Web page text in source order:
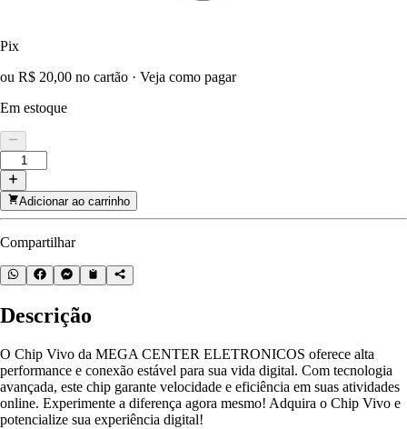
Pix
ou R$ 20,00 no cartão · Veja como pagar
Em estoque
Adicionar ao carrinho
Compartilhar
Descrição
O Chip Vivo da MEGA CENTER ELETRONICOS oferece alta
performance e conexão estável para sua vida digital. Com tecnologia
avançada, este chip garante velocidade e eficiência em suas atividades
online. Experimente a diferença agora mesmo! Adquira o Chip Vivo e
potencialize sua experiência digital!